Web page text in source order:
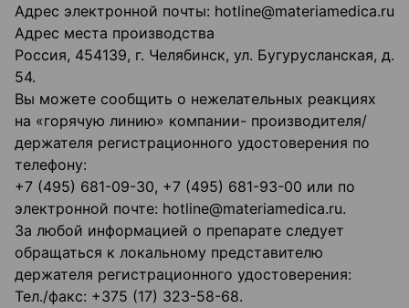
Адрес электронной почты: hotline@materiamedica.ru
Адрес места производства
Россия, 454139, г. Челябинск, ул. Бугурусланская, д.
54.
Вы можете сообщить о нежелательных реакциях
на «горячую линию» компании- производителя/
держателя регистрационного удостоверения по
телефону:
+7 (495) 681-09-30, +7 (495) 681-93-00 или по
электронной почте: hotline@materiamedica.ru.
За любой информацией о препарате следует
обращаться к локальному представителю
держателя регистрационного удостоверения:
Тел./факс: +375 (17) 323-58-68.